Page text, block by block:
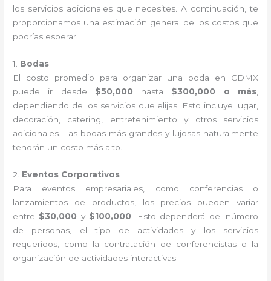
los servicios adicionales que necesites. A continuación, te
proporcionamos una estimación general de los costos que
podrías esperar:
1. Bodas
El costo promedio para organizar una boda en CDMX
puede ir desde $50,000 hasta $300,000 o más,
dependiendo de los servicios que elijas. Esto incluye lugar,
decoración, catering, entretenimiento y otros servicios
adicionales. Las bodas más grandes y lujosas naturalmente
tendrán un costo más alto.
2. Eventos Corporativos
Para eventos empresariales, como conferencias o
lanzamientos de productos, los precios pueden variar
entre $30,000 y $100,000 . Esto dependerá del número
de personas, el tipo de actividades y los servicios
requeridos, como la contratación de conferencistas o la
organización de actividades interactivas.